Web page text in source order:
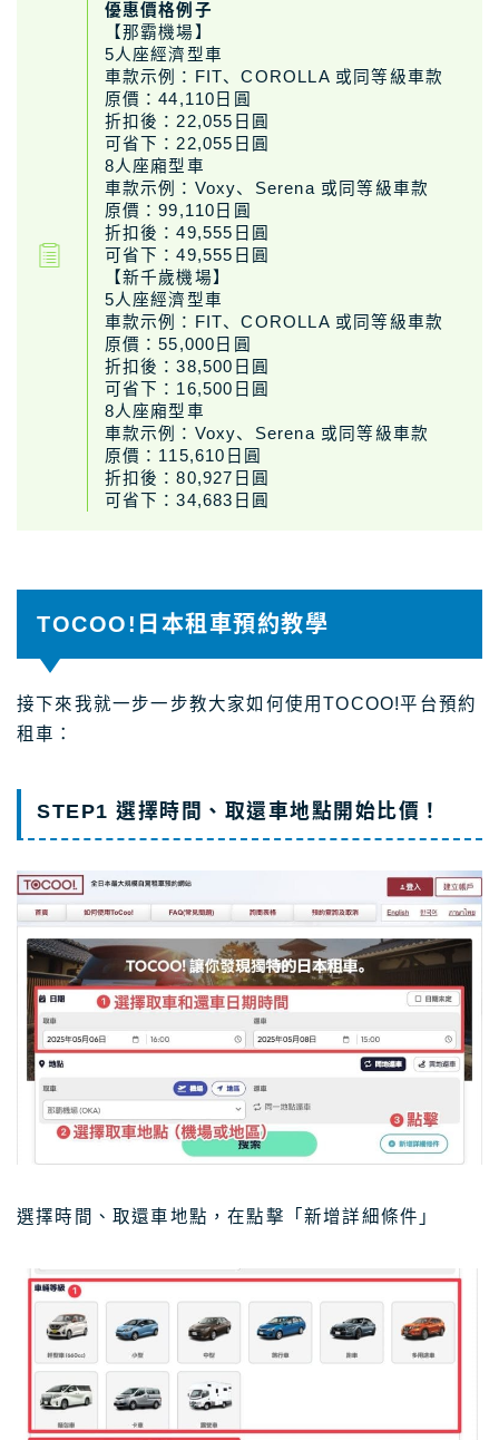
優惠價格例子
【那霸機場】
5人座經濟型車
車款示例：FIT、COROLLA 或同等級車款
原價：44,110日圓
折扣後：22,055日圓
可省下：22,055日圓
8人座廂型車
車款示例：Voxy、Serena 或同等級車款
原價：99,110日圓
折扣後：49,555日圓
可省下：49,555日圓
【新千歲機場】
5人座經濟型車
車款示例：FIT、COROLLA 或同等級車款
原價：55,000日圓
折扣後：38,500日圓
可省下：16,500日圓
8人座廂型車
車款示例：Voxy、Serena 或同等級車款
原價：115,610日圓
折扣後：80,927日圓
可省下：34,683日圓
TOCOO!日本租車預約教學
接下來我就一步一步教大家如何使用TOCOO!平台預約
租車：
STEP1 選擇時間、取還車地點開始比價！
選擇時間、取還車地點，在點擊「新增詳細條件」